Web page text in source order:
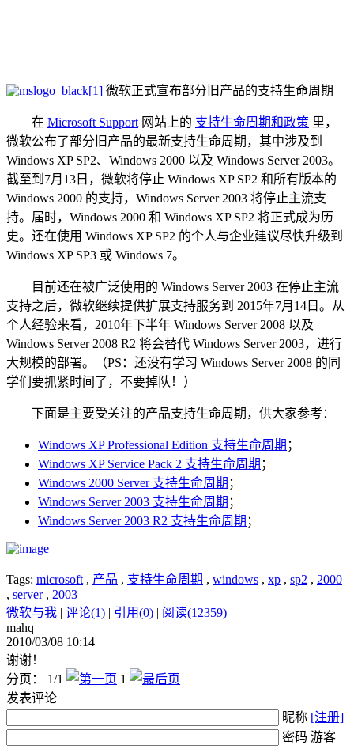
微软正式宣布部分旧产品的支持生命周期
在 Microsoft Support网站上的 支持生命周期和政策 里，
微软公布了部分旧产品的最新支持生命周期，其中涉及到
Windows XP SP2、Windows 2000 以及 Windows Server 2003。
截至到7月13日，微软将停止 Windows XP SP2 和所有版本的
Windows 2000 的支持，Windows Server 2003 将停止主流支
持。届时，Windows 2000 和 Windows XP SP2 将正式成为历
史。还在使用 Windows XP SP2 的个人与企业建议尽快升级到
Windows XP SP3 或 Windows 7。
目前还在被广泛使用的 Windows Server 2003 在停止主流
支持之后，微软继续提供扩展支持服务到 2015年7月14日。从
个人经验来看，2010年下半年 Windows Server 2008 以及
Windows Server 2008 R2 将会替代 Windows Server 2003，进行
大规模的部署。（PS：还没有学习 Windows Server 2008 的同
学们要抓紧时间了，不要掉队！）
下面是主要受关注的产品支持生命周期，供大家参考：
Windows XP Professional Edition 支持生命周期 ；
Windows XP Service Pack 2 支持生命周期 ；
Windows 2000 Server 支持生命周期 ；
Windows Server 2003 支持生命周期 ；
Windows Server 2003 R2 支持生命周期 ；
Tags: microsoft, 产品 , 支持生命周期 , windows , xp , sp2 , 2000
, server, 2003
微软与我 | 评论(1) | 引用(0) | 阅读(12359)
mahq
2010/03/08 10:14
谢谢！
分页： 1/1
1
发表评论
昵称 [注册]
密码 游客